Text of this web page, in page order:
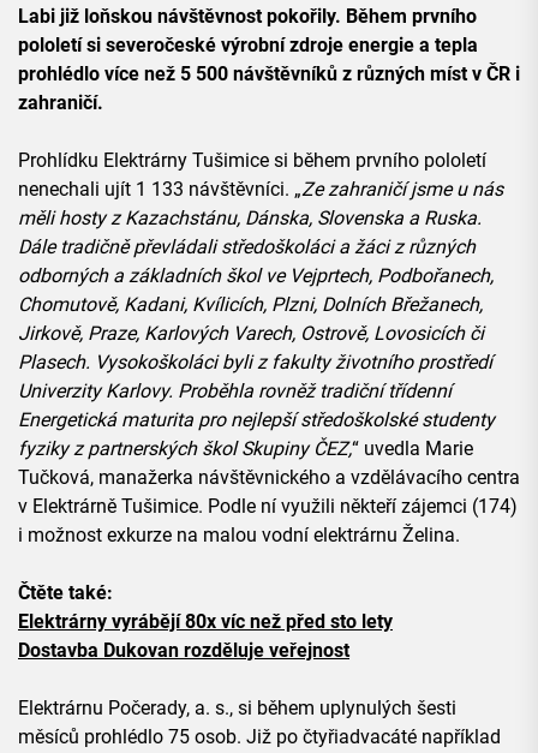
Labi již loňskou návštěvnost pokořily. Během prvního
pololetí si severočeské výrobní zdroje energie a tepla
prohlédlo více než 5 500 návštěvníků z různých míst v ČR i
zahraničí.
Prohlídku Elektrárny Tušimice si během prvního pololetí
nenechali ujít 1 133 návštěvníci. „Ze zahraničí jsme u nás
měli hosty z Kazachstánu, Dánska, Slovenska a Ruska.
Dále tradičně převládali středoškoláci a žáci z různých
odborných a základních škol ve Vejprtech, Podbořanech,
Chomutově, Kadani, Kvílicích, Plzni, Dolních Břežanech,
Jirkově, Praze, Karlových Varech, Ostrově, Lovosicích či
Plasech. Vysokoškoláci byli z fakulty životního prostředí
Univerzity Karlovy. Proběhla rovněž tradiční třídenní
Energetická maturita pro nejlepší středoškolské studenty
fyziky z partnerských škol Skupiny ČEZ,“ uvedla Marie
Tučková, manažerka návštěvnického a vzdělávacího centra
v Elektrárně Tušimice. Podle ní využili někteří zájemci (174)
i možnost exkurze na malou vodní elektrárnu Želina.
Čtěte také:
Elektrárny vyrábějí 80x víc než před sto lety
Dostavba Dukovan rozděluje veřejnost
Elektrárnu Počerady, a. s., si během uplynulých šesti
měsíců prohlédlo 75 osob. Již po čtyřiadvacáté například